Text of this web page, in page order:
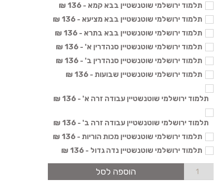
תלמוד ירושלמי שוטנשטיין בבא קמא - 136 ₪
תלמוד ירושלמי שוטנשטיין בבא מציעא - 136 ₪
תלמוד ירושלמי שוטנשטיין בבא בתרא - 136 ₪
תלמוד ירושלמי שוטנשטיין סנהדרין א' - 136 ₪
תלמוד ירושלמי שוטנשטיין סנהדרין ב' - 136 ₪
תלמוד ירושלמי שוטנשטיין שבועות - 136 ₪
תלמוד ירושלמי שוטנשטיין עבודה זרה א' - 136 ₪
תלמוד ירושלמי שוטנשטיין עבודה זרה ב' - 136 ₪
תלמוד ירושלמי שוטנשטיין מכות הוריות - 136 ₪
תלמוד ירושלמי שוטנשטיין נדה גדול - 136 ₪
הוספה לסל